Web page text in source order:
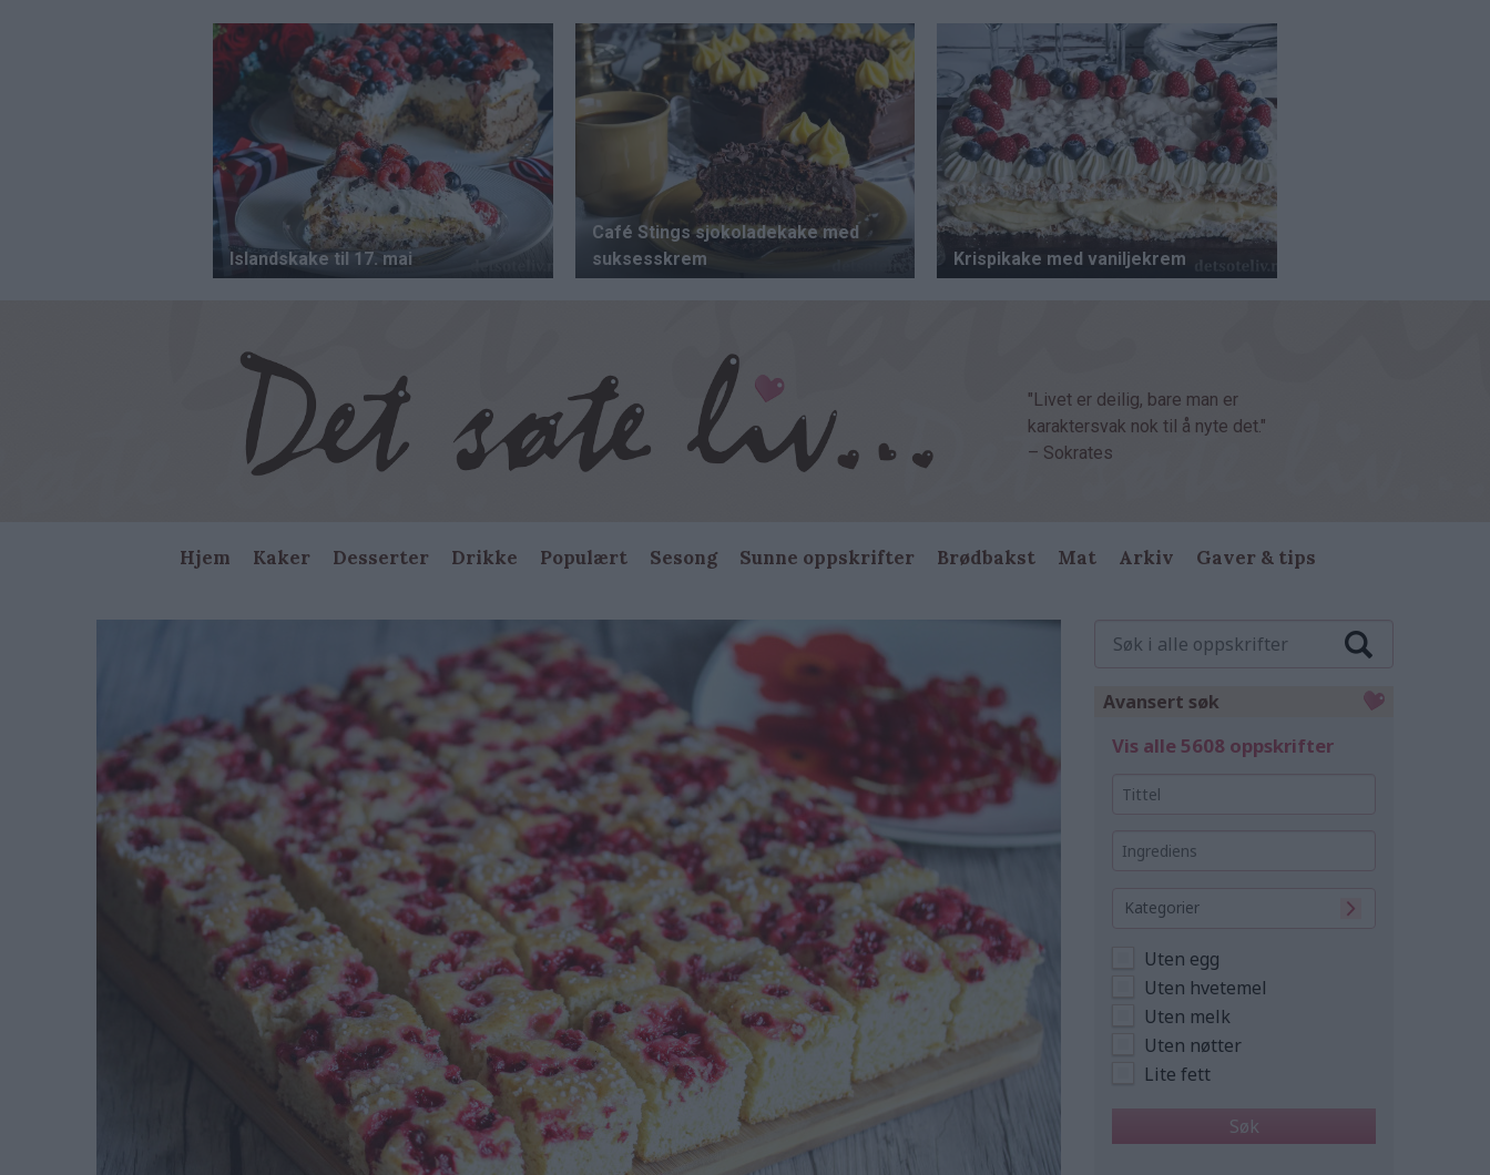
"Livet er deilig, bare man er
karaktersvak nok til å nyte det."
– Sokrates
Main
navigation
Hjem Kaker Desserter Drikke Populært Sesong Sunne oppskrifter Brødbakst Mat Arkiv Gaver & tips
Avansert søk
Vis alle 5608 oppskrifter
Kategorier
Uten egg
Uten hvetemel
Uten melk
Uten nøtter
Lite fett